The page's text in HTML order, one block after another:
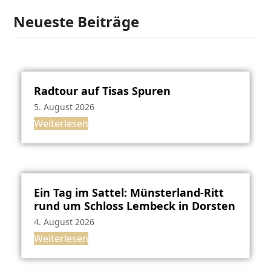
Neueste Beiträge
Radtour auf Tisas Spuren
5. August 2026
Weiterlesen
Ein Tag im Sattel: Münsterland-Ritt
rund um Schloss Lembeck in Dorsten
4. August 2026
Weiterlesen